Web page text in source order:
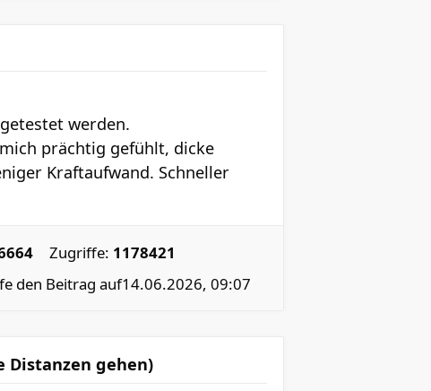
werden.
prächtig gefühlt, dicke
Kraftaufwand. Schneller
Zugriffe: 1178421
14.06.2026, 09:07
den Beitrag auf
Distanzen gehen)